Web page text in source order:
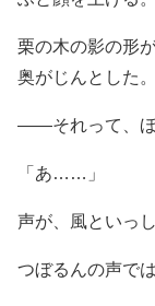
栗の木の影の形
奥がじんとした。
――それって、ほ
「あ……」
声が、風といっ
つぼるんの声では